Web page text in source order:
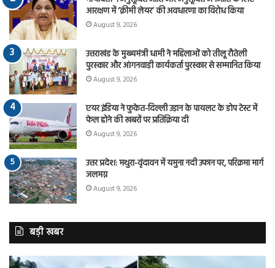
आरक्षण में ‘क्रीमी लेयर’ की अवधारणा का विरोध किया
August 9, 2026
उत्तराखंड के मुख्यमंत्री धामी ने महिलाओं को तीलू रौतेली
पुरस्कार और आंगनवाड़ी कार्यकर्ता पुरस्कार से सम्मानित किया
August 9, 2026
एयर इंडिया ने फुकेत-दिल्ली उड़ान के पायलट के डोप टेस्ट में
फेल होने की खबरों पर प्रतिक्रिया दी
August 9, 2026
उत्तर प्रदेश: मथुरा-वृंदावन में यमुना नदी उफान पर, परिक्रमा मार्ग
जलमग्न
August 9, 2026
बड़ी खबर